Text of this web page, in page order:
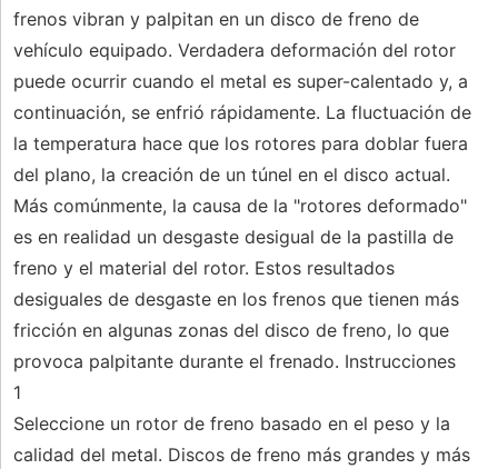
frenos vibran y palpitan en un disco de freno de
vehículo equipado. Verdadera deformación del rotor
puede ocurrir cuando el metal es super-calentado y, a
continuación, se enfrió rápidamente. La fluctuación de
la temperatura hace que los rotores para doblar fuera
del plano, la creación de un túnel en el disco actual.
Más comúnmente, la causa de la "rotores deformado"
es en realidad un desgaste desigual de la pastilla de
freno y el material del rotor. Estos resultados
desiguales de desgaste en los frenos que tienen más
fricción en algunas zonas del disco de freno, lo que
provoca palpitante durante el frenado. Instrucciones
1
Seleccione un rotor de freno basado en el peso y la
calidad del metal. Discos de freno más grandes y más